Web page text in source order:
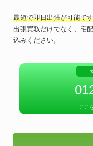
最短で即日出張が可能で
出張買取だけでなく、宅
込みください。
ここ